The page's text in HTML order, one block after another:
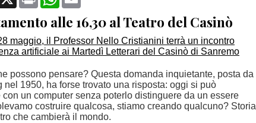
alle 16,30 al Teatro del Casinò
possono pensare? Questa domanda inquietante, posta da
nel 1950, ha forse trovato una risposta: oggi si può
con un computer senza poterlo distinguere da un essere
costruire qualcosa, stiamo creando qualcuno? Storia
che cambierà il mondo.